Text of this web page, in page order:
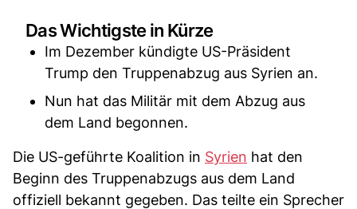
Das Wichtigste in Kürze
Im Dezember kündigte US-Präsident
Trump den Truppenabzug aus Syrien an.
Nun hat das Militär mit dem Abzug aus
dem Land begonnen.
Die US-geführte Koalition in Syrien hat den
Beginn des Truppenabzugs aus dem Land
offiziell bekannt gegeben. Das teilte ein Sprecher